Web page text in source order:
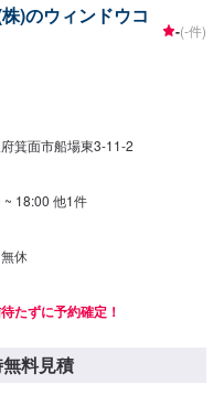
)のウィンドウコ
-(-件)
箕面市船場東3-11-2
~ 18:00 他1件
休
たずに予約確定！
料見積